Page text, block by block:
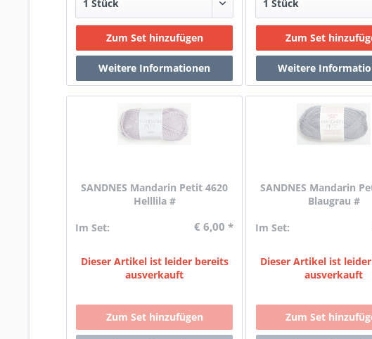
SANDNES Mandarin Petit 4620
Helllila #
Im Set:
€ 6,00 *
Dieser Artikel ist leider bereits
ausverkauft
SANDNES Mandarin
Blaugrau #
Im Set:
Dieser Artikel ist
ausverkauft